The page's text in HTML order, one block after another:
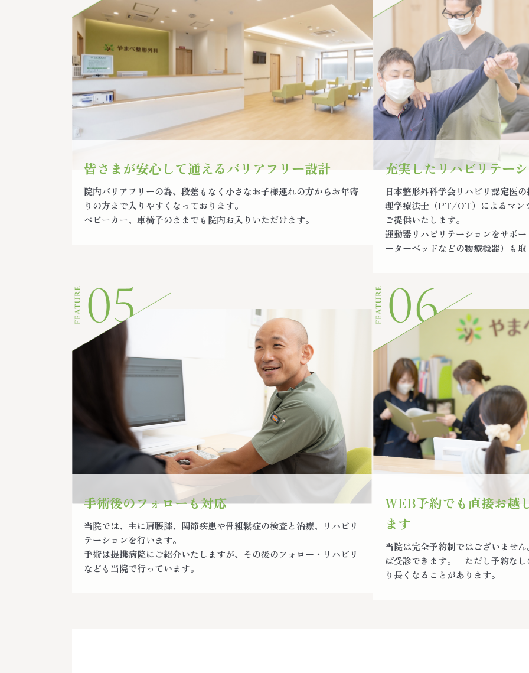
皆さまが安心して通えるバリアフリー設計
院内バリアフリーの為、段差もなく小さなお子様連れの方からお年寄
りの方まで入りやすくなっております。
ベビーカー、車椅子のままでも院内お入りいただけます。
充実したリハビリテー
日本整形外科学会リハビリ認定医
理学療法士（PT/OT）によるマン
ご提供いたします。
運動器リハビリテーションをサポ
ーターベッドなどの物療機器）も
手術後のフォローも対応
当院では、主に肩腰膝、関節疾患や骨粗鬆症の検査と治療、リハビリ
テーションを行います。
手術は提携病院にご紹介いたしますが、その後のフォロー・リハビリ
なども当院で行っています。
WEB予約でも直接お越
ます
当院は完全予約制ではございませ
ば受診できます。 ただし予約な
り長くなることがあります。